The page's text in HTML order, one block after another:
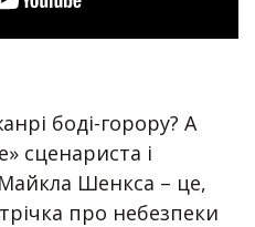
боді-горору? А
сценариста і
Шенкса – це,
про небезпеки